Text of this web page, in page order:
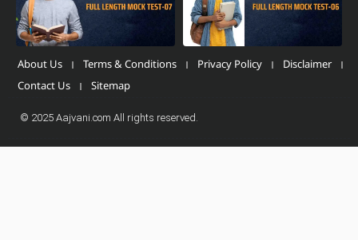
About Us Terms & Conditions Privacy Policy
Disclaimer
Contact Us
Sitemap
© 2025 Aajvani.com All rights reserved.